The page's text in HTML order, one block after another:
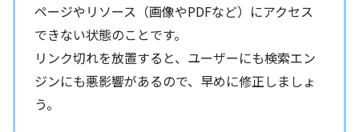
ページやリソース（画像やPDFなど）にアクセス
できない状態のことです。
リンク切れを放置すると、ユーザーにも検索エン
ジンにも悪影響があるので、早めに修正しましょ
う。